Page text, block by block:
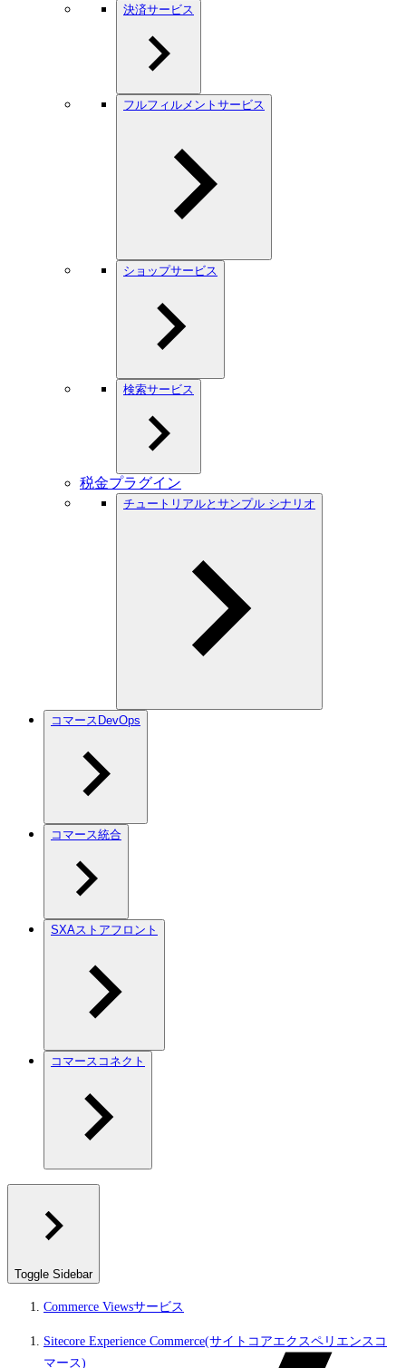
決済サービス
フルフィルメントサービス
ショップサービス
検索サービス
税金プラグイン
チュートリアルとサンプル シナリオ
コマースDevOps
コマース統合
SXAストアフロント
コマースコネクト
Toggle Sidebar
Commerce Viewsサービス
Sitecore Experience Commerce(サイトコアエクスペリエンスコ
マース)